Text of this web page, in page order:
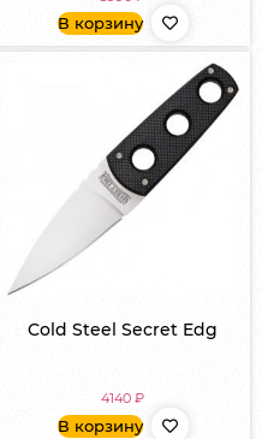
В корзину
Cold Steel Secret Edg
4140₽
В корзину